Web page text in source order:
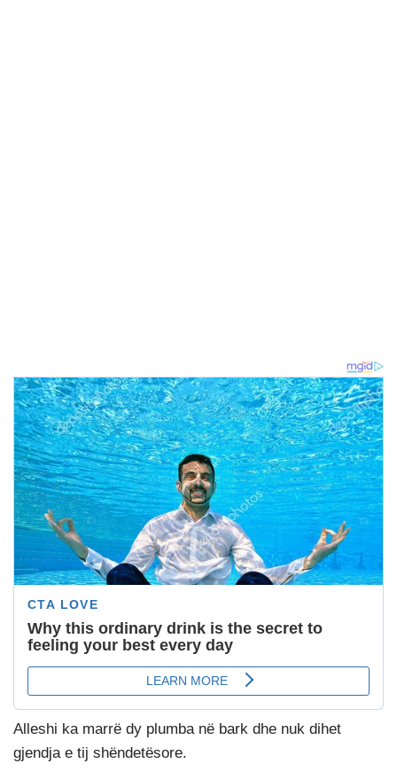
Alleshi ka marrë dy plumba në bark dhe nuk dihet
gjendja e tij shëndetësore.